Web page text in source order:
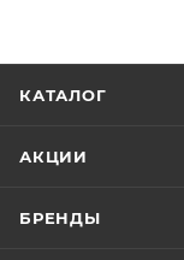
КАТАЛОГ
АКЦИИ
БРЕНДЫ